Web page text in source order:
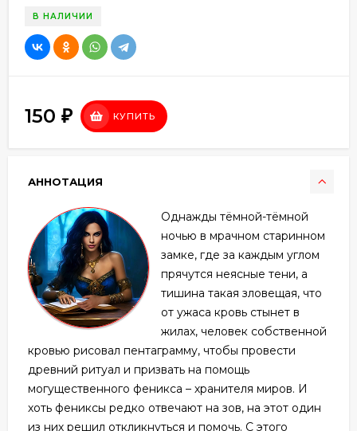
В НАЛИЧИИ
150 ₽ КУПИТЬ
АННОТАЦИЯ
Однажды тёмной-тёмной
ночью в мрачном старинном
замке, где за каждым углом
прячутся неясные тени, а
тишина такая зловещая, что
от ужаса кровь стынет в
жилах, человек собственной
кровью рисовал пентаграмму, чтобы провести
древний ритуал и призвать на помощь
могущественного феникса – хранителя миров. И
хоть фениксы редко отвечают на зов, на этот один
из них решил откликнуться и помочь. С этого